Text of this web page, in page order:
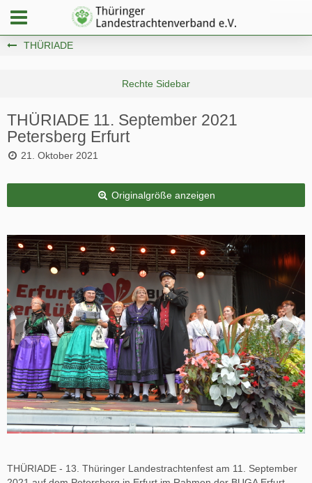
THÜRIADE
THÜRIADE 11. September 2021
Petersberg Erfurt
21. Oktober 2021
Originalgröße anzeigen
THÜRIADE - 13. Thüringer Landestrachtenfest am 11. September